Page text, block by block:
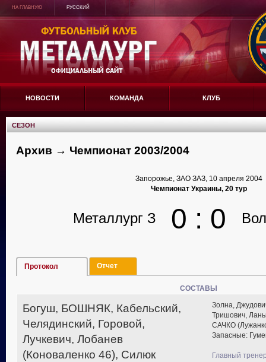
НА ГЛАВНУЮ РУССКИЙ
НОВОСТИ КОМАНДА КЛУБ
СЕЗОН
Архив → Чемпионат 2003/2004
Запорожье, ЗАО ЗАЗ, 10 апреля 2004
Чемпионат Украины, 20 тур
Металлург З 0 : 0
Протокол Отчет
СОСТАВЫ
Богуш, БОШНЯК, Кабельский,
Челядинский, Горовой,
Лучкевич, Лобанев
(Коноваленко 46), Силюк
Золна,
Тришович,
САЧКО
Запасные:
Главный